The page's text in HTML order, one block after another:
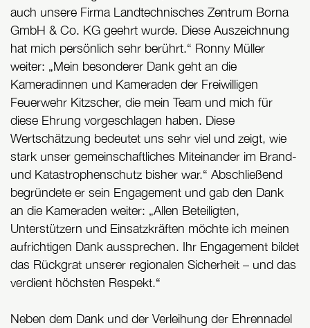
auch unsere Firma Landtechnisches Zentrum Borna
GmbH & Co. KG geehrt wurde. Diese Auszeichnung
hat mich persönlich sehr berührt.“ Ronny Müller
weiter: „Mein besonderer Dank geht an die
Kameradinnen und Kameraden der Freiwilligen
Feuerwehr Kitzscher, die mein Team und mich für
diese Ehrung vorgeschlagen haben. Diese
Wertschätzung bedeutet uns sehr viel und zeigt, wie
stark unser gemeinschaftliches Miteinander im Brand-
und Katastrophenschutz bisher war.“ Abschließend
begründete er sein Engagement und gab den Dank
an die Kameraden weiter: „Allen Beteiligten,
Unterstützern und Einsatzkräften möchte ich meinen
aufrichtigen Dank aussprechen. Ihr Engagement bildet
das Rückgrat unserer regionalen Sicherheit – und das
verdient höchsten Respekt.“
Neben dem Dank und der Verleihung der Ehrennadel